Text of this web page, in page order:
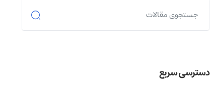
دسترسی سریع